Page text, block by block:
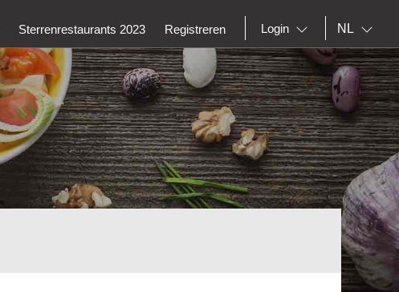
Sterrenrestaurants 2023 Registreren Login NL